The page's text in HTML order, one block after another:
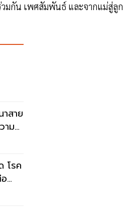
วมกัน เพศสัมพันธ์ และจากแม่สู่ลูก
สาย
าม
โรค